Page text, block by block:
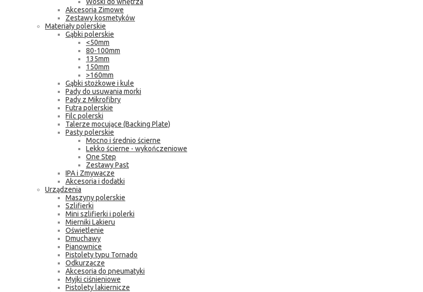
Akcesoria Zimowe
Zestawy kosmetyków
Materiały polerskie
Gąbki polerskie
<50mm
80-100mm
135mm
150mm
>160mm
Gąbki stożkowe i kule
Pady do usuwania morki
Pady z Mikrofibry
Futra polerskie
Filc polerski
Talerze mocujące (Backing Plate)
Pasty polerskie
Mocno i średnio ścierne
Lekko ścierne - wykończeniowe
One Step
Zestawy Past
IPA i Zmywacze
Akcesoria i dodatki
Urządzenia
Maszyny polerskie
Szlifierki
Mini szlifierki i polerki
Mierniki Lakieru
Oświetlenie
Dmuchawy
Pianownice
Pistolety typu Tornado
Odkurzacze
Akcesoria do pneumatyki
Myjki ciśnieniowe
Pistolety lakiernicze